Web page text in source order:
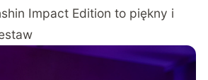
Impact Edition to piękny i